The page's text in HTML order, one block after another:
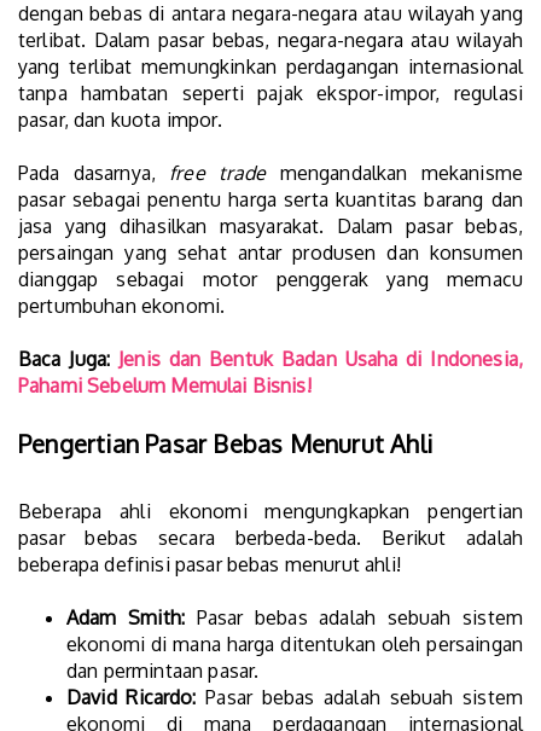
dengan bebas di antara negara-negara atau wilayah yang
terlibat. Dalam pasar bebas, negara-negara atau wilayah
yang terlibat memungkinkan perdagangan internasional
tanpa hambatan seperti pajak ekspor-impor, regulasi
pasar, dan kuota impor.
Pada dasarnya, free trademengandalkan mekanisme
pasar sebagai penentu harga serta kuantitas barang dan
jasa yang dihasilkan masyarakat. Dalam pasar bebas,
persaingan yang sehat antar produsen dan konsumen
dianggap sebagai motor penggerak yang memacu
pertumbuhan ekonomi.
Baca Juga: Jenis dan Bentuk Badan Usaha di Indonesia,
Pahami Sebelum Memulai Bisnis!
Pengertian Pasar Bebas Menurut Ahli
Beberapa ahli ekonomi mengungkapkan pengertian
pasar bebas secara berbeda-beda. Berikut adalah
beberapa definisi pasar bebas menurut ahli!
Adam Smith: Pasar bebas adalah sebuah sistem
ekonomi di mana harga ditentukan oleh persaingan
dan permintaan pasar.
David Ricardo: Pasar bebas adalah sebuah sistem
ekonomi di mana perdagangan internasional